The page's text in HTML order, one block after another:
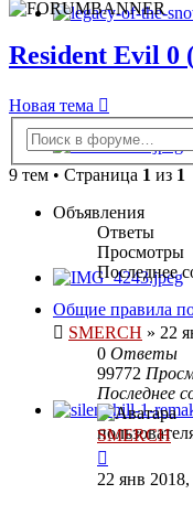
Resident Evil 0
Новая тема
9 тем • Страница 1 из 1
Объявления
Ответы
Просмотры
Последнее
Общие правила
SMERCH » 22
0 Ответы
99772
Последнее
SMERCH
22 янв